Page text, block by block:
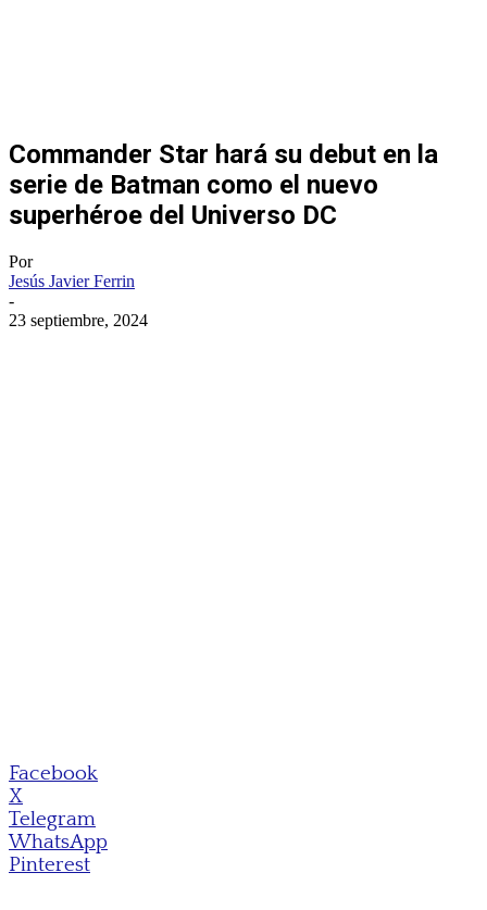
Commander Star hará su debut en la
serie de Batman como el nuevo
superhéroe del Universo DC
Por
Jesús Javier Ferrin
-
23 septiembre, 2024
Facebook
X
Telegram
WhatsApp
Pinterest